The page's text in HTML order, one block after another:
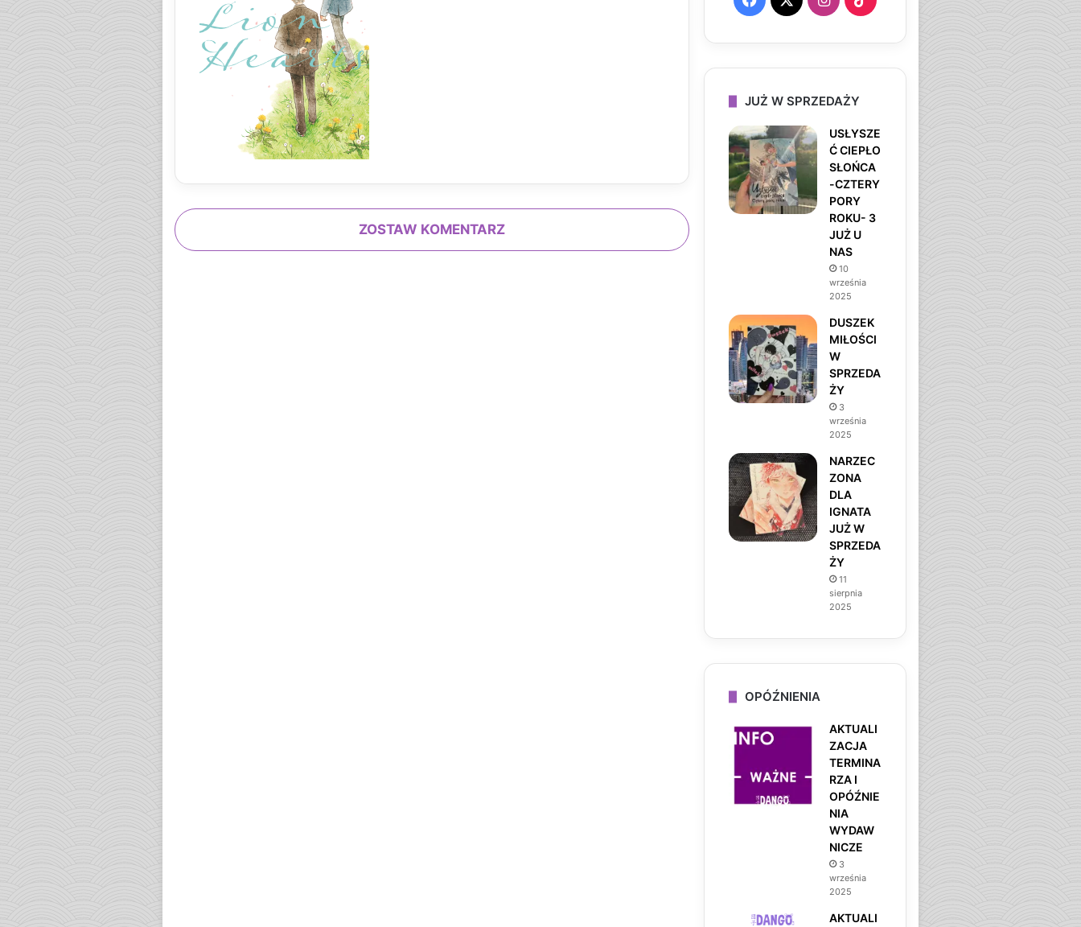
ZOSTAW KOMENTARZ
c
e
b
o
o
s
t
a
g
r
a
m
k
o
k
JUŻ W SPRZEDAŻY
USŁYSZE
Ć CIEPŁO
SŁOŃCA
-CZTERY
PORY
ROKU- 3
JUŻ U
NAS
10
września
2025
DUSZEK
MIŁOŚCI
W
SPRZEDA
ŻY
3
września
2025
NARZEC
ZONA
DLA
IGNATA
JUŻ W
SPRZEDA
ŻY
11
sierpnia
2025
OPÓŹNIENIA
AKTUALI
ZACJA
TERMINA
RZA I
OPÓŹNIE
NIA
WYDAW
NICZE
3
września
2025
AKTUALI